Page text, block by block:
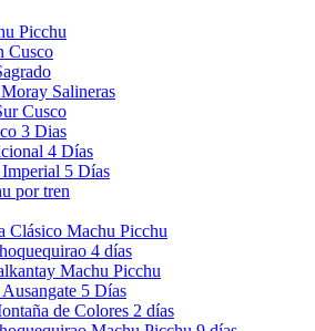
Picchu
Cusco
Salineras
Cusco
3 Dias
4 Días
5 Días
por tren
Clásico Machu Picchu
4 días
Machu Picchu
5 Días
de Colores 2 días